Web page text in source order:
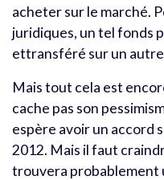
acheter sur le marché.
juridiques, un tel fonds
ettransféré sur un
Mais tout cela est
cache pas son
espère avoir un accord
2012. Mais il faut
trouvera